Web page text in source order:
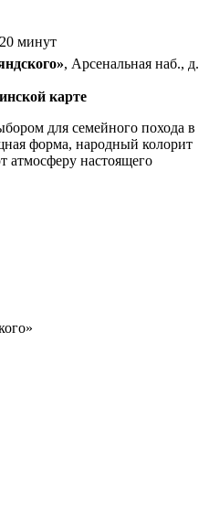
минут
, Арсенальная наб., д.
карте
для семейного похода в
форма, народный колорит
атмосферу настоящего